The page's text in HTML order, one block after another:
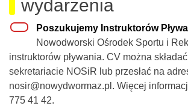
wydarzenia
Poszukujemy Instruktorów
Nowodworski Ośrodek Sportu i
instruktorów pływania. CV można
sekretariacie NOSiR lub przesłać na
nosir@nowydwormaz.pl. Więcej
775 41 42.